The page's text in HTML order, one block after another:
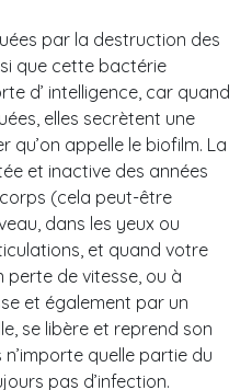
par la destruction des
que cette bactérie
d’ intelligence, car quand
elles secrètent une
appelle le biofilm. La
et inactive des années
(cela peut-être
dans les yeux ou
et quand votre
perte de vitesse, ou à
et également par un
se libère et reprend son
quelle partie du
pas d’infection.